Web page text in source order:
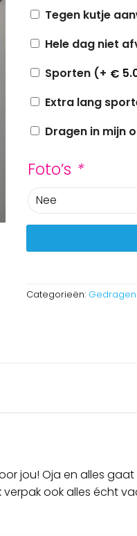
Tegen kutje
Hele dag niet
Sporten (+ €
Extra lang
Dragen in mijn
Foto’s *
Categorieën:
jou! Oja en alles
ook alles écht